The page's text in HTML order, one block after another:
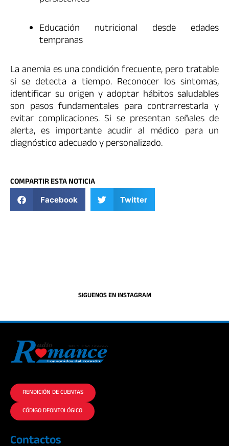
Educación nutricional desde edades
tempranas
La anemia es una condición frecuente, pero tratable
si se detecta a tiempo. Reconocer los síntomas,
identificar su origen y adoptar hábitos saludables
son pasos fundamentales para contrarrestarla y
evitar complicaciones. Si se presentan señales de
alerta, es importante acudir al médico para un
diagnóstico adecuado y personalizado.
COMPARTIR ESTA NOTICIA
Facebook Twitter
SIGUENOS EN INSTAGRAM
RENDICIÓN DE CUENTAS
CÓDIGO DEONTOLÓGICO
Contactos